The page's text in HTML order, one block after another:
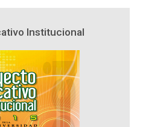
Institucional